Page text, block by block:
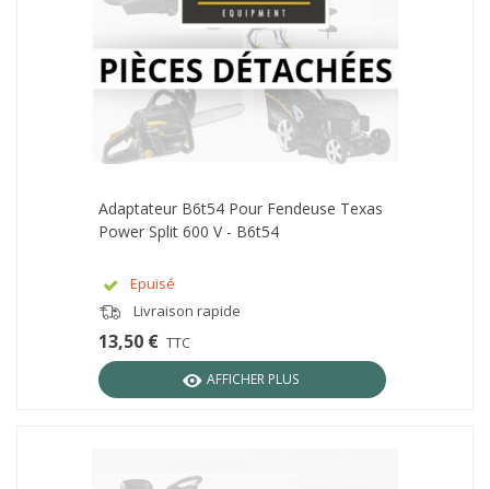
Adaptateur B6t54 Pour Fendeuse Texas
Power Split 600 V - B6t54
Epuisé
Livraison rapide
13,50 € TTC
AFFICHER PLUS